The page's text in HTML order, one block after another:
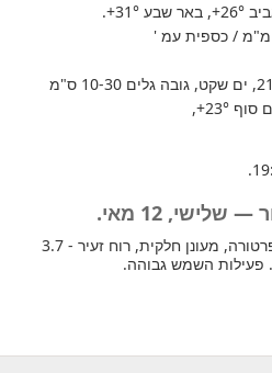
+26°, באר שבע +31°
.
, ים שקט, גובה גלים 10-30 ס"מ
סוף +23°
,
12 מאי.
מחר ברוב חלקי הארץ עליית טמפרטורה, מעונן חלקית, רוח זעיר - 3.7
פעילות השמש גבוהה.